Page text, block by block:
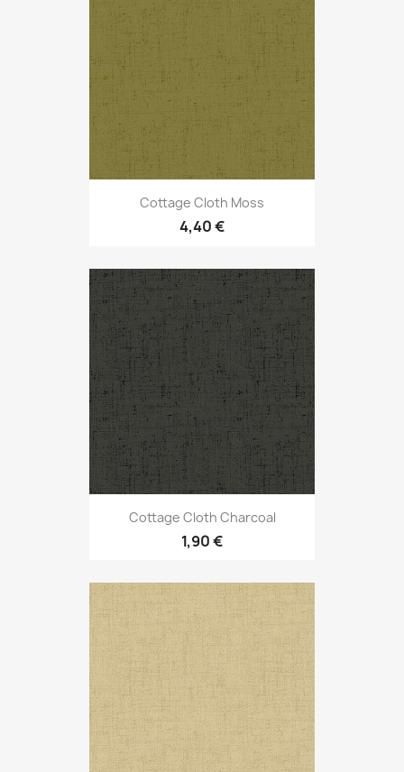
Cottage Cloth Moss
4,40 €
Cottage Cloth Charcoal
1,90 €